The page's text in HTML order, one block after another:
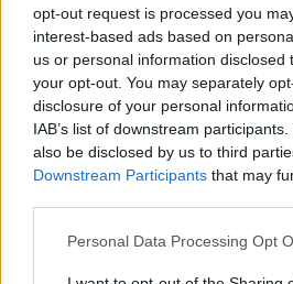
opt-out request is processed you
interest-based ads based on
us or personal information disclosed
your opt-out. You may separately
disclosure of your personal
IAB’s list of downstream
also be disclosed by us to third
Downstream Participants that may
Please note that this website/app
Personal Data Processing Opt
Kecskeméten is szakirányú
Gál Ferenc Egyetem